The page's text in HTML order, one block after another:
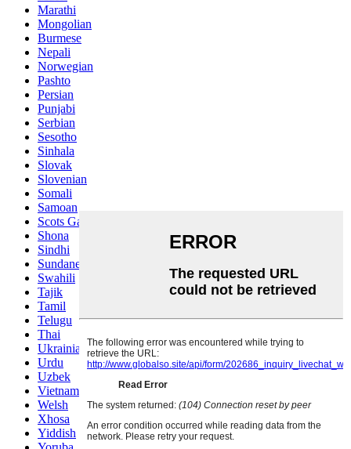
Marathi
Mongolian
Burmese
Nepali
Norwegian
Pashto
Persian
Punjabi
Serbian
Sesotho
Sinhala
Slovak
Slovenian
Somali
Samoan
Scots Gaelic
Shona
Sindhi
Sundanese
Swahili
Tajik
Tamil
Telugu
Thai
Ukrainian
Urdu
Uzbek
Vietnamese
Welsh
Xhosa
Yiddish